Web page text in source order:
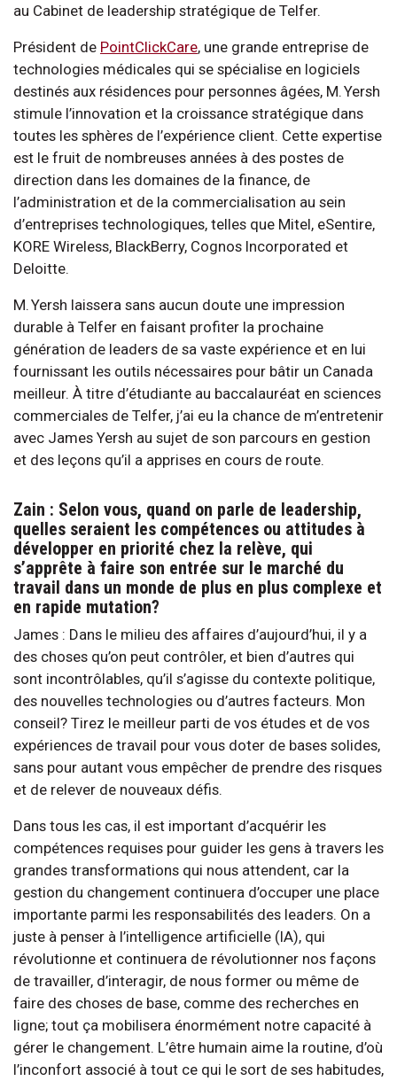
au Cabinet de leadership stratégique de Telfer.
Président de PointClickCare, une grande entreprise de
technologies médicales qui se spécialise en logiciels
destinés aux résidences pour personnes âgées, M. Yersh
stimule l’innovation et la croissance stratégique dans
toutes les sphères de l’expérience client. Cette expertise
est le fruit de nombreuses années à des postes de
direction dans les domaines de la finance, de
l’administration et de la commercialisation au sein
d’entreprises technologiques, telles que Mitel, eSentire,
KORE Wireless, BlackBerry, Cognos Incorporated et
Deloitte.
M. Yersh laissera sans aucun doute une impression
durable à Telfer en faisant profiter la prochaine
génération de leaders de sa vaste expérience et en lui
fournissant les outils nécessaires pour bâtir un Canada
meilleur. À titre d’étudiante au baccalauréat en sciences
commerciales de Telfer, j’ai eu la chance de m’entretenir
avec James Yersh au sujet de son parcours en gestion
et des leçons qu’il a apprises en cours de route.
Zain : Selon vous, quand on parle de leadership,
quelles seraient les compétences ou attitudes à
développer en priorité chez la relève, qui
s’apprête à faire son entrée sur le marché du
travail dans un monde de plus en plus complexe et
en rapide mutation?
James : Dans le milieu des affaires d’aujourd’hui, il y a
des choses qu’on peut contrôler, et bien d’autres qui
sont incontrôlables, qu’il s’agisse du contexte politique,
des nouvelles technologies ou d’autres facteurs. Mon
conseil? Tirez le meilleur parti de vos études et de vos
expériences de travail pour vous doter de bases solides,
sans pour autant vous empêcher de prendre des risques
et de relever de nouveaux défis.
Dans tous les cas, il est important d’acquérir les
compétences requises pour guider les gens à travers les
grandes transformations qui nous attendent, car la
gestion du changement continuera d’occuper une place
importante parmi les responsabilités des leaders. On a
juste à penser à l’intelligence artificielle (IA), qui
révolutionne et continuera de révolutionner nos façons
de travailler, d’interagir, de nous former ou même de
faire des choses de base, comme des recherches en
ligne; tout ça mobilisera énormément notre capacité à
gérer le changement. L’être humain aime la routine, d’où
l’inconfort associé à tout ce qui le sort de ses habitudes,